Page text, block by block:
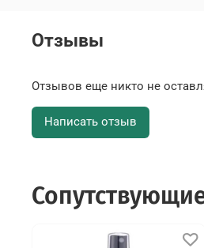
Отзывы
Отзывов еще никто не
Написать отзыв